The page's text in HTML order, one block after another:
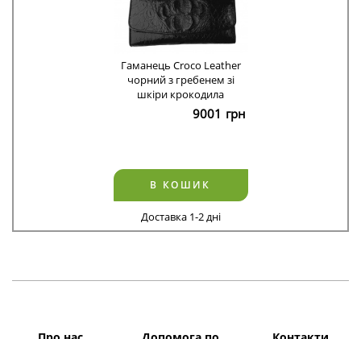
Гаманець Croco Leather
чорний з гребенем зі
шкіри крокодила
9001 грн
В КОШИК
Доставка 1-2 дні